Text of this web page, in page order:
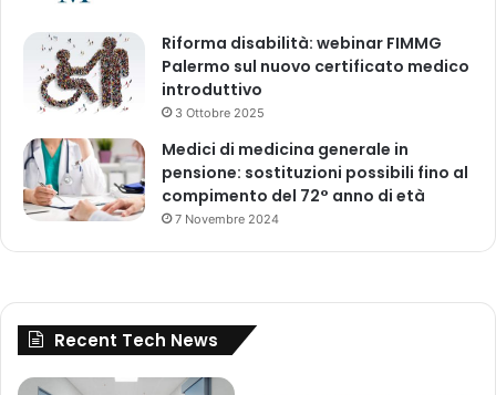
o
n
e
r
m
i
e
Riforma disabilità: webinar FIMMG
Palermo sul nuovo certificato medico
introduttivo
3 Ottobre 2025
Medici di medicina generale in
pensione: sostituzioni possibili fino al
compimento del 72° anno di età
7 Novembre 2024
Recent Tech News